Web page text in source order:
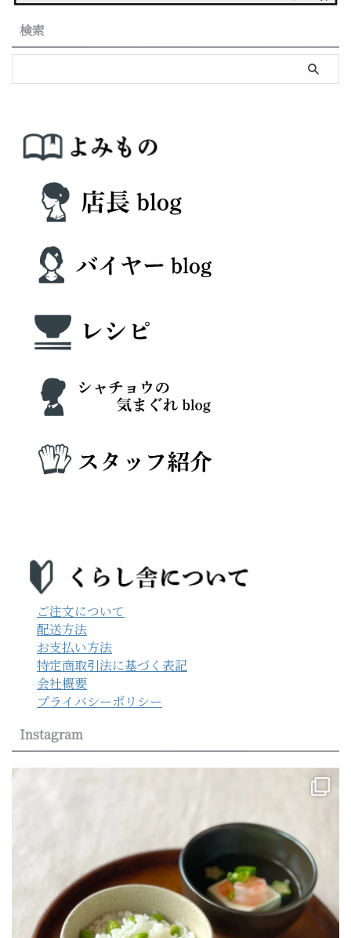
検索
ご注文について
配送方法
お支払い方法
特定商取引法に基づく表記
会社概要
プライバシーポリシー
Instagram